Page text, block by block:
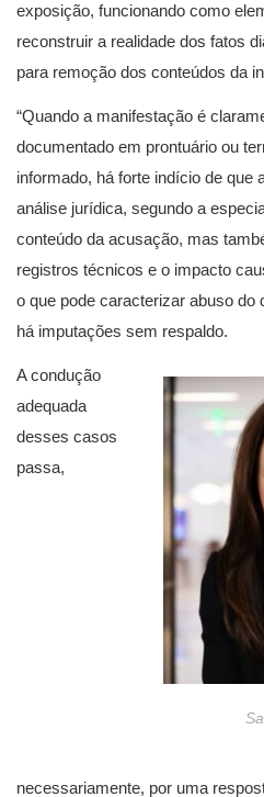
exposição, funcionando como
reconstruir a realidade dos fatos
para remoção dos conteúdos da
“Quando a manifestação é
documentado em prontuário ou
informado, há forte indício de que
análise jurídica, segundo a
conteúdo da acusação, mas
registros técnicos e o impacto
o que pode caracterizar abuso do
há imputações sem respaldo.
A condução
adequada
desses casos
passa,
necessariamente, por uma